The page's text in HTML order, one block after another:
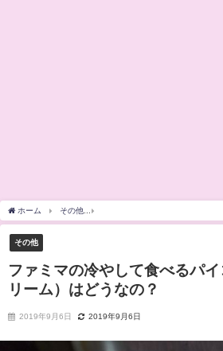
ホーム その他
その他
ファミマの冷やして食べるパ
リーム）はどうなの？
2019年9月6日 2019年9月6日